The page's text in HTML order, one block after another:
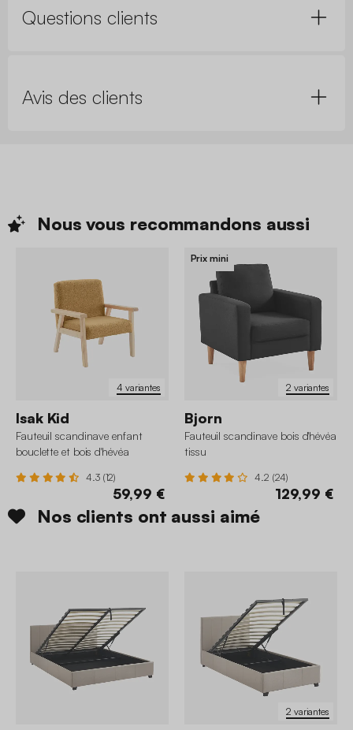
Questions clients
Avis des clients
Nous vous recommandons aussi
4 variantes
Isak Kid
Fauteuil scandinave enfant
bouclette et bois d'hévéa
4.3 (12)
59,99 €
2 variantes
Prix mini
Bjorn
Fauteuil scandinave bois d'hévéa
tissu
4.2 (24)
129,99 €
Nos clients ont aussi aimé
2 variantes